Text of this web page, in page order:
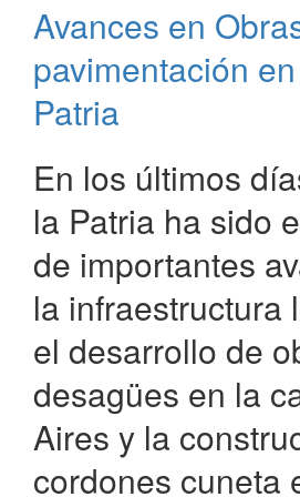
Prefectura
Naval
Argentina
Paso
la
Patria
Avances en
pavimentación
Patria
En los últimos
la Patria ha sido
de importantes
la infraestructura
el desarrollo de
desagües en la
Aires y la
cordones cuneta